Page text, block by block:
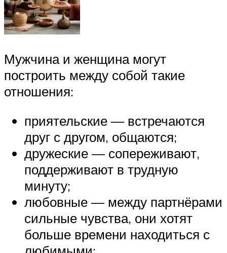
Мужчина и женщина могут
построить между собой такие
отношения:
приятельские — встречаются
друг с другом, общаются;
дружеские — сопереживают,
поддерживают в трудную
минуту;
любовные — между партнёрами
сильные чувства, они хотят
больше времени находиться с